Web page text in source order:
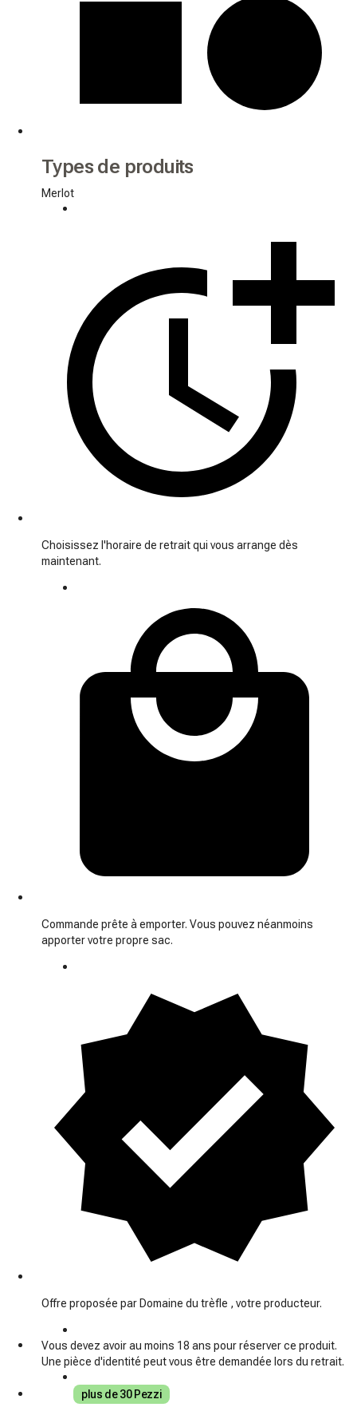
Types de produits
Merlot
Choisissez l'horaire de retrait qui vous arrange dès
maintenant.
Commande prête à emporter. Vous pouvez néanmoins
apporter votre propre sac.
Offre proposée par Domaine du trèfle , votre producteur.
Vous devez avoir au moins 18 ans pour réserver ce produit.
Une pièce d'identité peut vous être demandée lors du retrait.
plus de 30 Pezzi